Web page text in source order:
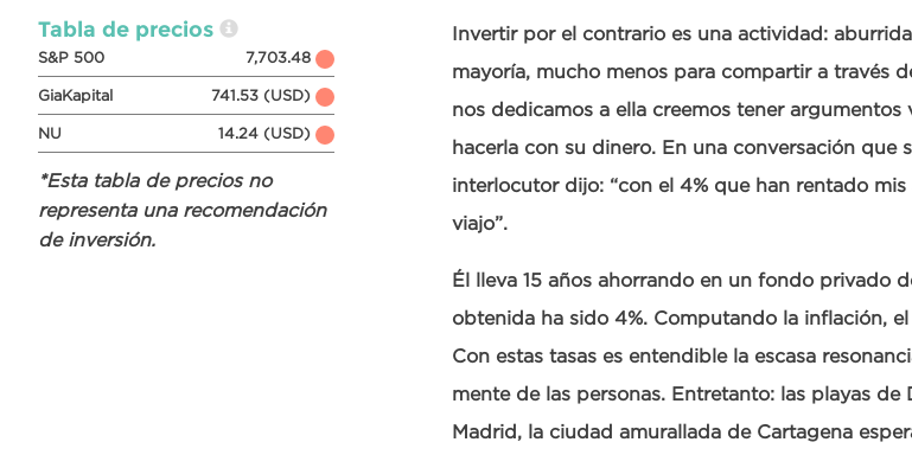
Tabla de precios
S&P 500 7,703.48
GiaKapital 741.53 (USD)
NU 14.24 (USD)
*Esta tabla de precios no
representa una recomendación
de inversión.
Invertir por el contrario es una actividad:
mayoría, mucho menos para compartir a través
nos dedicamos a ella creemos tener
hacerla con su dinero. En una conversación que
interlocutor dijo: “con el 4% que han rentado
viajo”.
Él lleva 15 años ahorrando en un fondo privado
obtenida ha sido 4%. Computando la inflación, el
Con estas tasas es entendible la escasa
mente de las personas. Entretanto: las playas
Madrid, la ciudad amurallada de Cartagena